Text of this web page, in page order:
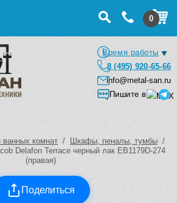
0
Время работы
8 (495) 920-65-66
info@metal-san.ru
Пишите в
комнат / Шкафы, пеналы, тумбы /
Delafon Terrace черный лак EB1179D-274
(правая)
Поделиться